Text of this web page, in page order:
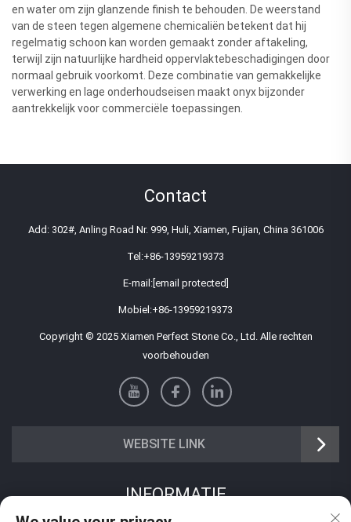
en water om zijn glanzende finish te behouden. De weerstand
van de steen tegen algemene chemicaliën betekent dat hij
regelmatig schoon kan worden gemaakt zonder aftakeling,
terwijl zijn natuurlijke hardheid oppervlaktebeschadigingen door
normaal gebruik voorkomt. Deze combinatie van gemakkelijke
verwerking en lage onderhoudseisen maakt onyx bijzonder
aantrekkelijk voor commerciële toepassingen.
Contact
Add: 302#, Anling Road Nr. 999, Huli, Xiamen, Fujian, China 361006
Tel:+86-13959219373
E-mail:[email protected]
Mobiel:+86-13959219373
Copyright © 2025 Xiamen Perfect Stone Co., Ltd. Alle rechten
voorbehouden
WEBSITE LINK
INFORMATIE